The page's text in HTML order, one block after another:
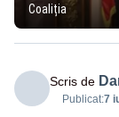
Coaliția
Scris de
Publicat:7